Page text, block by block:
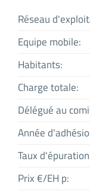
Réseau
Equipe mobile:
Habitants:
Charge totale:
Délégué au
Année
Taux
Prix €/EH p: